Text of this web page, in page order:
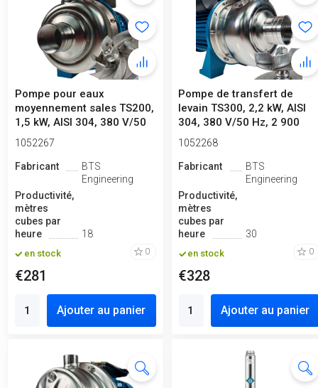
Pompe pour eaux
moyennement sales TS200,
1,5 kW, AISI 304, 380 V/50
Hz, 2 900...
1052267
Fabricant
BTS
Engineering
Productivité,
mètres
cubes par
heure
18
en stock 0
€281
Ajouter au panier
Pompe de transfert de
levain TS300, 2,2 kW, AISI
304, 380 V/50 Hz, 2 900
tr/m...
1052268
Fabricant
BTS
Engineering
Productivité,
mètres
cubes par
heure
30
en stock 0
€328
Ajouter au panier